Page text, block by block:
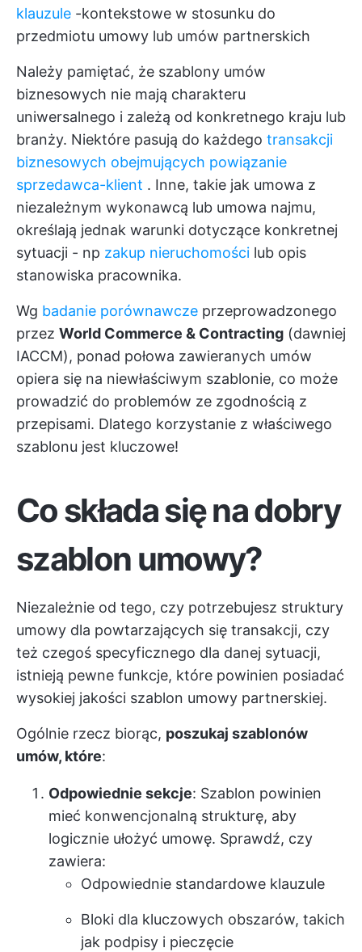
klauzule -kontekstowe w stosunku do
przedmiotu umowy lub umów partnerskich
Należy pamiętać, że szablony umów
biznesowych nie mają charakteru
uniwersalnego i zależą od konkretnego kraju lub
branży. Niektóre pasują do każdego transakcji
biznesowych obejmujących powiązanie
sprzedawca-klient . Inne, takie jak umowa z
niezależnym wykonawcą lub umowa najmu,
określają jednak warunki dotyczące konkretnej
sytuacji - np zakup nieruchomości lub opis
stanowiska pracownika.
Wg badanie porównawcze przeprowadzonego
przez World Commerce & Contracting (dawniej
IACCM), ponad połowa zawieranych umów
opiera się na niewłaściwym szablonie, co może
prowadzić do problemów ze zgodnością z
przepisami. Dlatego korzystanie z właściwego
szablonu jest kluczowe!
Co składa się na dobry
szablon umowy?
Niezależnie od tego, czy potrzebujesz struktury
umowy dla powtarzających się transakcji, czy
też czegoś specyficznego dla danej sytuacji,
istnieją pewne funkcje, które powinien posiadać
wysokiej jakości szablon umowy partnerskiej.
Ogólnie rzecz biorąc, poszukaj szablonów
umów, które:
Odpowiednie sekcje: Szablon powinien
mieć konwencjonalną strukturę, aby
logicznie ułożyć umowę. Sprawdź, czy
zawiera:
Odpowiednie standardowe klauzule
Bloki dla kluczowych obszarów, takich
jak podpisy i pieczęcie